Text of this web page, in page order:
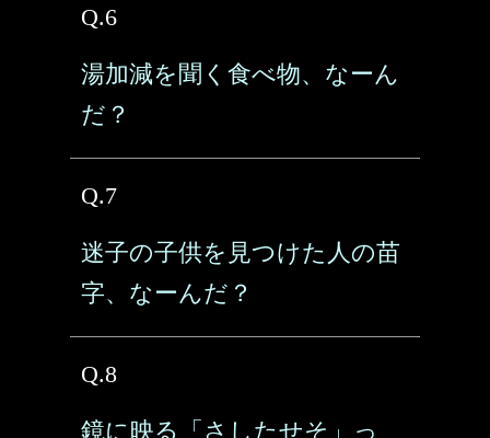
Q.6
湯加減を聞く食べ物、なーん
だ？
Q.7
迷子の子供を見つけた人の苗
字、なーんだ？
Q.8
鏡に映る「さしたせそ」っ